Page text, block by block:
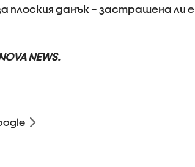
плоския данък – застрашена ли е
NEWS.